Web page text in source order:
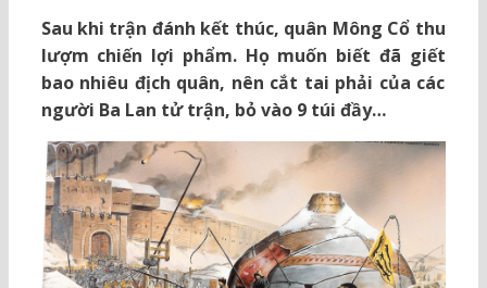
Sau khi trận đánh kết thúc, quân Mông Cổ thu
lượm chiến lợi phẩm. Họ muốn biết đã giết
bao nhiêu địch quân, nên cắt tai phải của các
người Ba Lan tử trận, bỏ vào 9 túi đầy…